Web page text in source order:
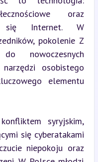
oraz
się Internet. W
pokolenie Z
nowoczesnych
osobistego
elementu
syryjskim,
się cyberatakami
niepokoju oraz